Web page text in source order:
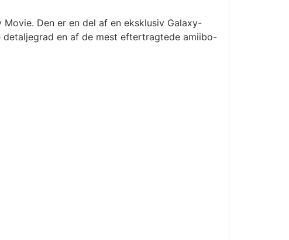
Den er en del af en eksklusiv Galaxy-
detaljegrad en af de mest eftertragtede amiibo-